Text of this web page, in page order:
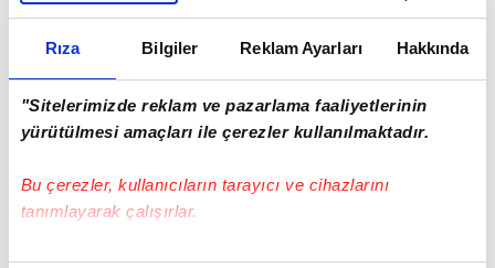
Rıza Bilgiler Reklam Ayarları Hakkında
"Sitelerimizde reklam ve pazarlama faaliyetlerinin
yürütülmesi amaçları ile çerezler kullanılmaktadır.
Bu çerezler, kullanıcıların tarayıcı ve cihazlarını
tanımlayarak çalışırlar.
Bu çerezlere izin vermeniz halinde sizlere özel
MAÇ NE ZAMAN, SAAT KAÇTA VE HANGİ
KANALDA?
canlı yayınlanıyor.
İLK 11'LER
Başakşehir:Volkan, Caiçara, Duarte, Epureanu,